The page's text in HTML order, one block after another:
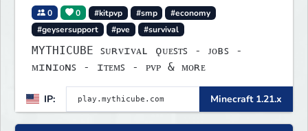
0 0 #kitpvp #smp
#economy
#geysersupport
#pve #survival
MYTHICUBE ꜱᴜʀᴠɪᴠᴀʟ ǫᴜᴇꜱᴛꜱ - ᴊᴏʙꜱ -
ᴍɪɴɪᴏɴꜱ - ɪᴛᴇᴍꜱ - ᴘᴠᴘ & ᴍᴏʀᴇ
IP: Minecraft 1.21.x